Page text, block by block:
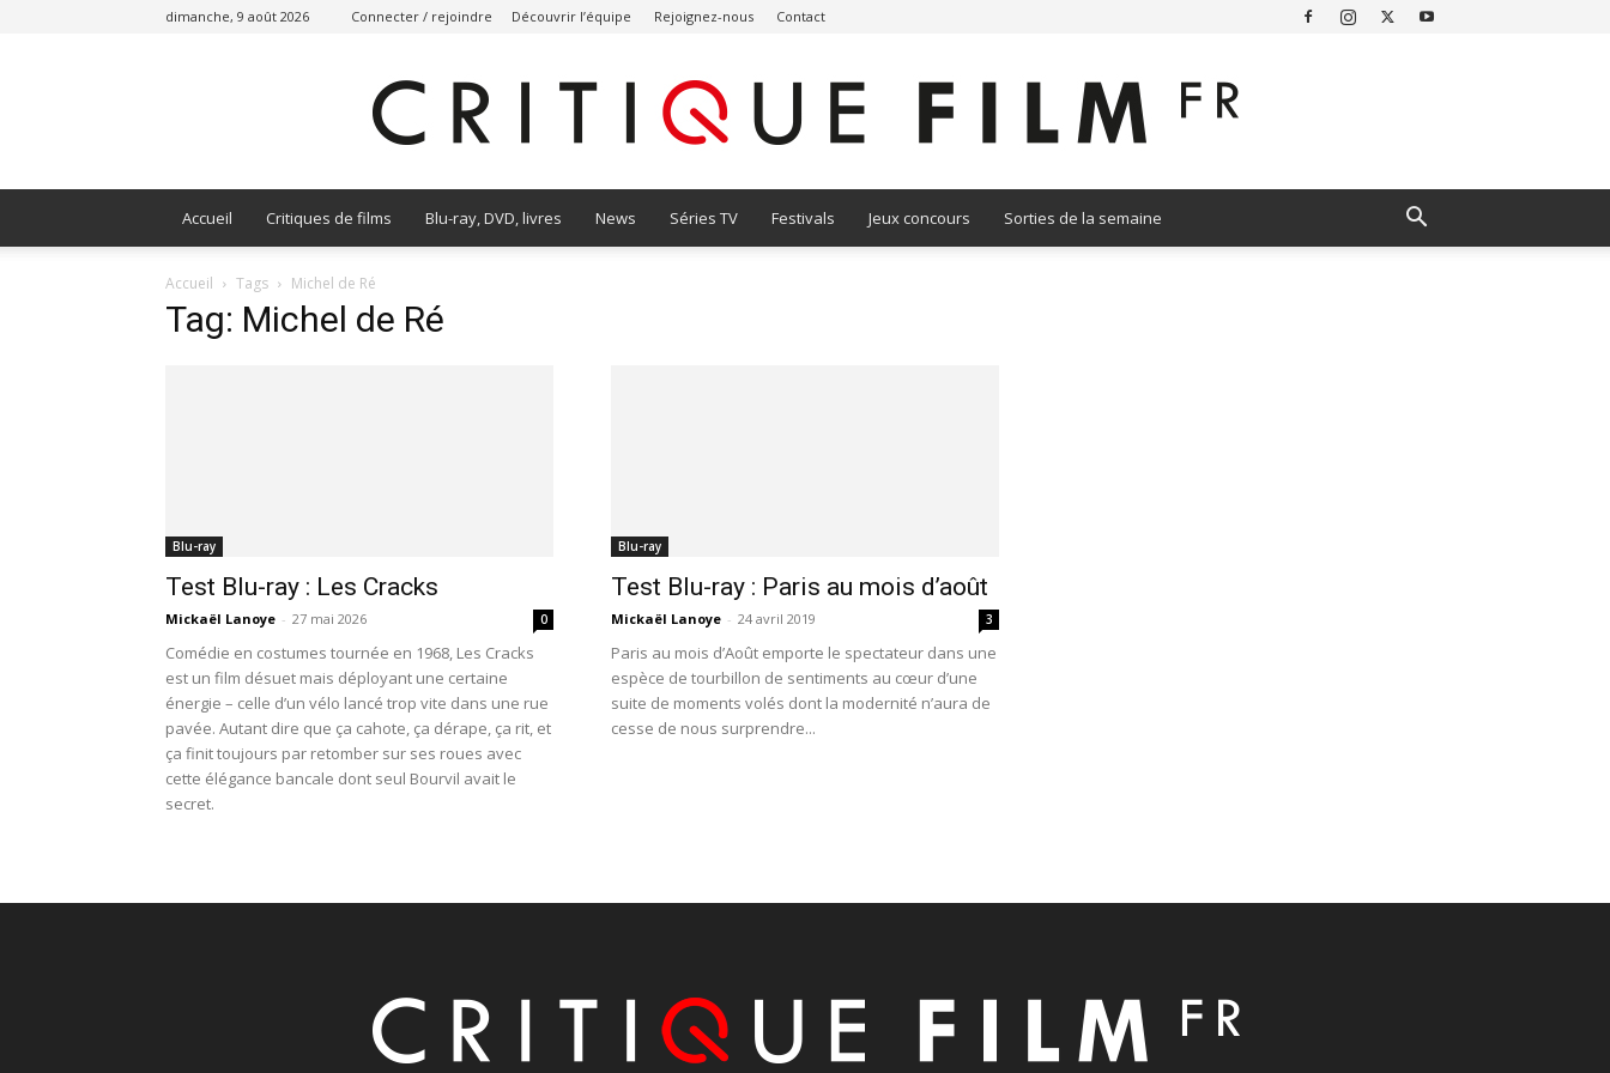
dimanche, 9 août 2026 Connecter / rejoindre Découvrir l’équipe Rejoignez-nous Contact
Accueil Critiques de films Blu-ray, DVD, livres News Séries TV Festivals Jeux concours Sorties de la semaine
Accueil Tags Michel de Ré
Tag: Michel de Ré
Blu-ray
Test Blu-ray : Les Cracks
Mickaël Lanoye - 27 mai 2026 0
Comédie en costumes tournée en 1968, Les Cracks
est un film désuet mais déployant une certaine
énergie – celle d’un vélo lancé trop vite dans une rue
pavée. Autant dire que ça cahote, ça dérape, ça rit, et
ça finit toujours par retomber sur ses roues avec
cette élégance bancale dont seul Bourvil avait le
secret.
Blu-ray
Test Blu-ray : Paris au mois d’août
Mickaël Lanoye - 24 avril 2019 3
Paris au mois d’Août emporte le spectateur dans une
espèce de tourbillon de sentiments au cœur d’une
suite de moments volés dont la modernité n’aura de
cesse de nous surprendre...